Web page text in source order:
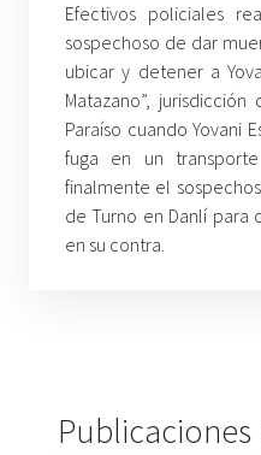
Efectivos policiales
sospechoso de dar
ubicar y detener a
Matazano”,
Paraíso cuando Yovani
fuga en un
finalmente el
de Turno en Danlí para
en su contra.